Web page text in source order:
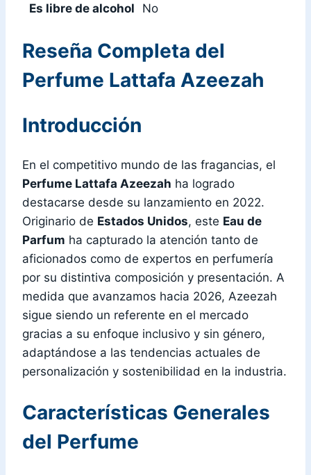
Es libre de alcohol
No
Reseña Completa del
Perfume Lattafa Azeezah
Introducción
En el competitivo mundo de las fragancias, el
Perfume Lattafa Azeezah ha logrado
destacarse desde su lanzamiento en 2022.
Originario de Estados Unidos, este Eau de
Parfum ha capturado la atención tanto de
aficionados como de expertos en perfumería
por su distintiva composición y presentación. A
medida que avanzamos hacia 2026, Azeezah
sigue siendo un referente en el mercado
gracias a su enfoque inclusivo y sin género,
adaptándose a las tendencias actuales de
personalización y sostenibilidad en la industria.
Características Generales
del Perfume